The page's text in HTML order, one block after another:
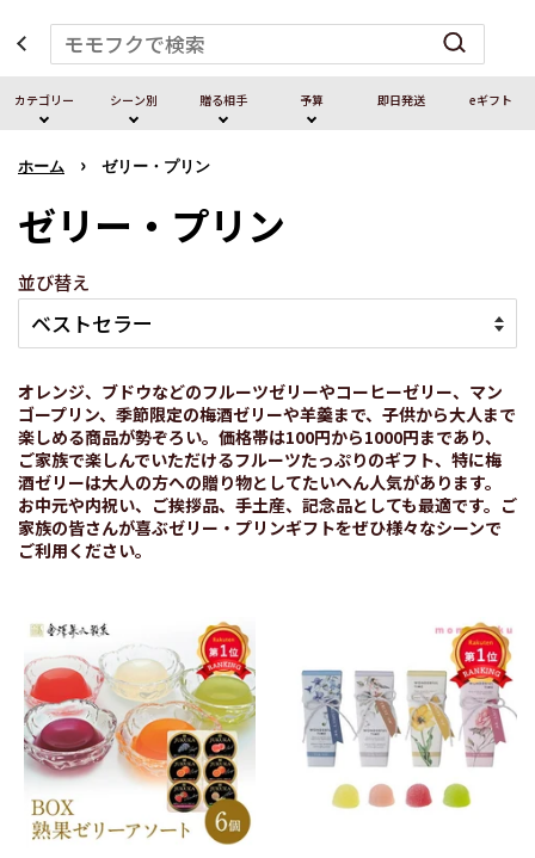
カテゴリー シーン別 贈る相⼿ 予算 即⽇発送 eギフト
ホーム › ゼリー・プリン
ゼリー・プリン
並び替え
オレンジ、ブドウなどのフルーツゼリーやコーヒーゼリー、マン
ゴープリン、季節限定の梅酒ゼリーや羊羹まで、子供から大人まで
楽しめる商品が勢ぞろい。価格帯は100円から1000円まであり、
ご家族で楽しんでいただけるフルーツたっぷりのギフト、特に梅
酒ゼリーは大人の方への贈り物としてたいへん人気があります。
お中元や内祝い、ご挨拶品、手土産、記念品としても最適です。ご
家族の皆さんが喜ぶゼリー・プリンギフトをぜひ様々なシーンで
ご利用ください。